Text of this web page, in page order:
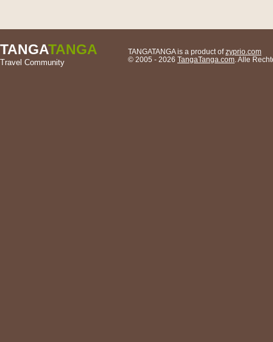
TANGATANGA
Travel Community
TANGATANGA is a product ofzyprio.com
© 2005 - 2026 TangaTanga.com . Alle